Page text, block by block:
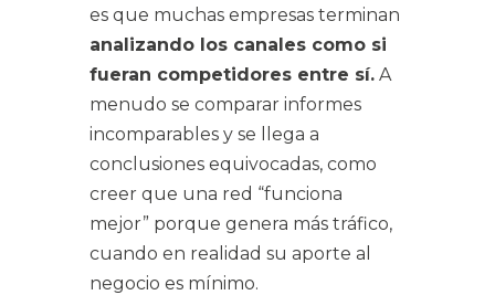
es que muchas empresas terminan
analizando los canales como si
fueran competidores entre sí.A
menudo se comparar informes
incomparables y se llega a
conclusiones equivocadas, como
creer que una red “funciona
mejor” porque genera más tráfico,
cuando en realidad su aporte al
negocio es mínimo.